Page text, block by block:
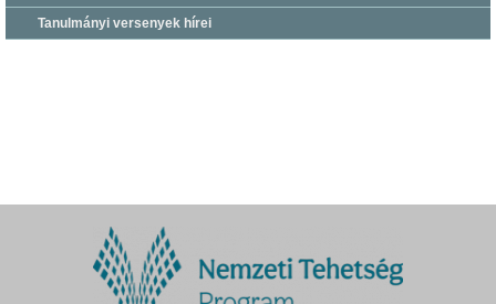
Tanulmányi versenyek hírei